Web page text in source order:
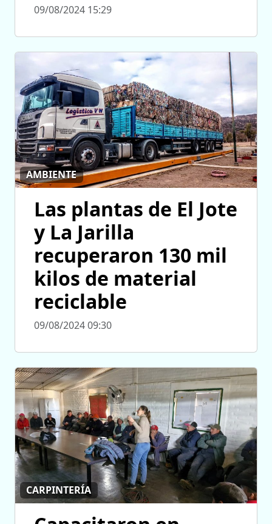
09/08/2024 15:29
AMBIENTE
Las plantas de El Jote
y La Jarilla
recuperaron 130 mil
kilos de material
reciclable
09/08/2024 09:30
CARPINTERÍA